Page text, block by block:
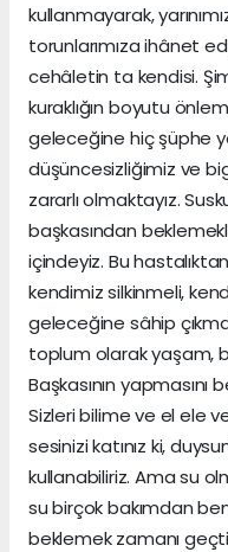
kullanmayarak,
torunlarımıza ihânet
cehâletin ta kendisi.
kuraklığın boyutu
geleceğine hiç şüphe
düşüncesizliğimiz ve
zararlı olmaktayız.
başkasından
içindeyiz. Bu
kendimiz silkinmeli,
geleceğine sâhip
toplum olarak yaşam,
Başkasının
Sizleri bilime ve el ele
sesinizi katınız ki,
kullanabiliriz. Ama su
su birçok bakımdan
beklemek zamanı